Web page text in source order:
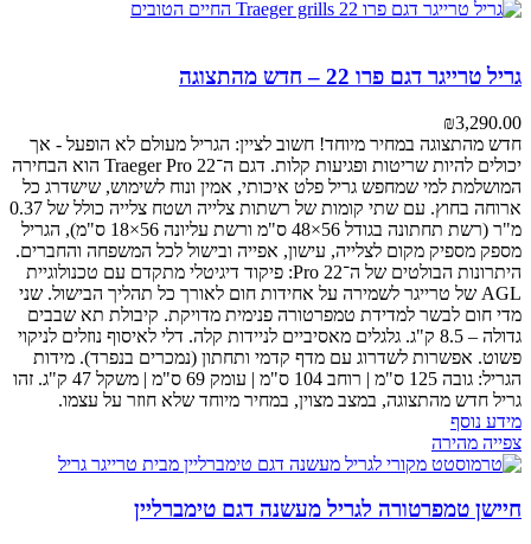
גריל טרייגר דגם פרו 22 – חדש מהתצוגה
₪3,290.00
חדש מהתצוגה במחיר מיוחד! חשוב לציין: הגריל מעולם לא הופעל - אך
יכולים להיות שריטות ופגיעות קלות.
דגם ה־Traeger Pro 22 הוא הבחירה
המושלמת למי שמחפש גריל פלט איכותי, אמין ונוח לשימוש, שישדרג כל
ארוחה בחוץ.
עם שתי קומות של רשתות צלייה ושטח צלייה כולל של 0.37
מ"ר (רשת תחתונה בגודל 56×48 ס"מ ורשת עליונה 56×18 ס"מ), הגריל
מספק מספיק מקום לצלייה, עישון, אפייה ובישול לכל המשפחה והחברים.
היתרונות הבולטים של ה־Pro 22:
פיקוד דיגיטלי מתקדם עם טכנולוגיית
AGL של טרייגר לשמירה על אחידות חום לאורך כל תהליך הבישול.
שני
מדי חום לבשר למדידת טמפרטורה פנימית מדויקת. קיבולת תא שבבים
גדולה – 8.5 ק"ג.
גלגלים מאסיביים לניידות קלה. דלי לאיסוף נוזלים לניקוי
פשוט. אפשרות לשדרוג עם מדף קדמי ותחתון (נמכרים בנפרד). מידות
הגריל: גובה 125 ס"מ | רוחב 104 ס"מ | עומק 69 ס"מ | משקל 47 ק"ג.
זהו
גריל חדש מהתצוגה, במצב מצוין, במחיר מיוחד שלא חוזר על עצמו.
מידע נוסף
צפייה מהירה
חיישן טמפרטורה לגריל מעשנה דגם טימברליין